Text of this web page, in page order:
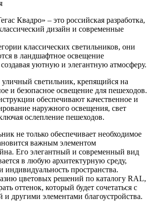
Квадро» – это российская разработка,
дизайн и современные
классических светильников, они
в ландшафтное освещение
уютную и элегантную атмосферу.
светильник, крепящийся на
и безопасное освещение для пешеходов.
обеспечивают качественное и
наружного освещения, свет
ослепление пешеходов.
не только обеспечивает необходимое
важным элементом
Его элегантный и современный вид
в любую архитектурную среду,
индивидуальность пространства.
цветовых решений по каталогу RAL,
оттенок, который будет сочетаться с
другими элементами благоустройства.